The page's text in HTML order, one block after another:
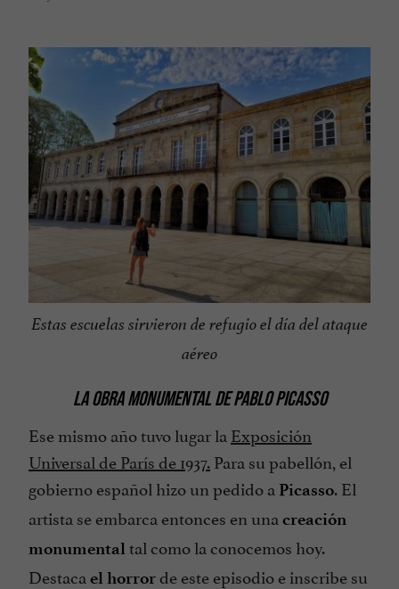
Estas escuelas sirvieron de refugio el día del ataque
aéreo
LA OBRA MONUMENTAL DE PABLO PICASSO
Ese mismo año tuvo lugar la Exposición
Universal de París de 1937. Para su pabellón, el
gobierno español hizo un pedido a Picasso. El
artista se embarca entonces en una creación
monumental tal como la conocemos hoy.
Destaca el horrorde este episodio e inscribe su